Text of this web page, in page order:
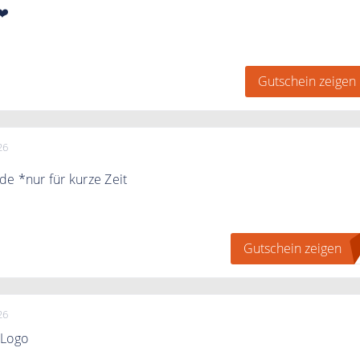
Gutschein zeigen
*nur für kurze Zeit
Gutschein zeigen